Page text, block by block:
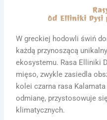
Od Elliniki Dysi
W greckiej hodowli świń
każdą przynoszącą
ekosystemu. Rasa Elliniki
mięso, zwykle zasiedla
kolei czarna rasa
odmianę, przystosowuje
klimatycznych.